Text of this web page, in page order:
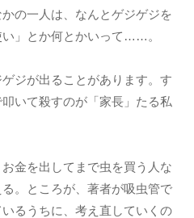
の一人は、なんとゲジゲジを
」とか何とかいって……。
ジが出ることがあります。す
いて殺すのが「家長」たる私
金を出してまで虫を買う人な
。ところが、著者が吸虫管で
るうちに、考え直していくの